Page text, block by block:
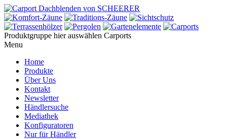
Produktgruppe hier auswählen Carports
Menu
Home
Produkte
Über Uns
Kontakt
Newsletter
Händlersuche
Mediathek
Konfiguratoren
Nur für Händler